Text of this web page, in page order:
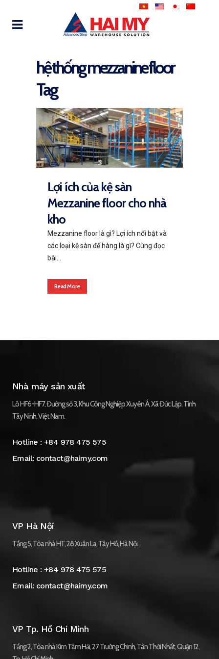
hệ thống mezzanine floor
Tag
Lợi ích của kệ sàn
Mezzanine floor cho nhà
kho
Mezzanine floor là gì? Lợi ích nổi bật và
các loại kệ sàn để hàng là gì? Cùng đọc
bài...
Read More
Nhà máy sản xuất
Lô HF6-HF7, Đường số 3, Khu Công Nghiệp Xuyên Á, Xã Đức Lập, Tỉnh
Tây Ninh, Việt Nam.
Hotline :+84 978 475 575
Email: contact@haimy.com
VP Hà Nội
Tầng 5, Tòa nhà HT, 28 Xuân La, Tây Hồ, Hà Nội.
Hotline :+84 978 475 575
Email: contact@haimy.com
VP Tp. Hồ Chí Minh
Tầng 2, Tòa nhà Kim Tâm Hải, 27 Trường Chinh, Tân Thới Nhất, Quận 12,